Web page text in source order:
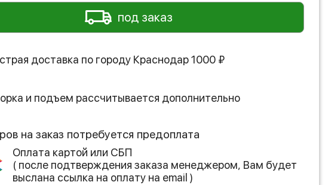
под заказ
доставка по городу Краснодар 1000 ₽
и подъем рассчитывается дополнительно
на заказ потребуется предоплата
Оплата картой или СБП
( после подтверждения заказа менеджером, Вам будет
выслана ссылка на оплату на email )